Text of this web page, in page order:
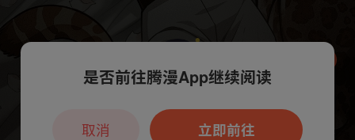
本章节仅支持App阅读，可打开App新用
户7天免费看
是否前往腾漫App继续阅读
立即前往
取消